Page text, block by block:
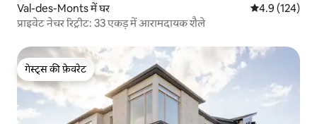
Val-des-Monts में घर औसत रेटिंग 5 में
4.9 (124)
प्राइवेट नेचर रिट्रीट: 33 एकड़ में आरामदायक शैले
गेस्ट्स की फ़ेवरेट
गेस्ट्स की फ़ेवरेट